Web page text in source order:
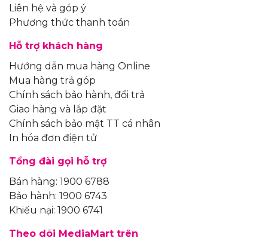
Liên hệ và góp ý
Phương thức thanh toán
Hỗ trợ khách hàng
Hướng dẫn mua hàng Online
Mua hàng trả góp
Chính sách bảo hành, đổi trả
Giao hàng và lắp đặt
Chính sách bảo mật TT cá nhân
In hóa đơn điện tử
Tổng đài gọi hỗ trợ
Bán hàng: 1900 6788
Bảo hành: 1900 6743
Khiếu nại: 1900 6741
Theo dõi MediaMart trên